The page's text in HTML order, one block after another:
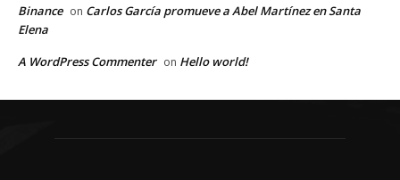
Binance on Carlos García promueve a Abel Martínez en Santa
Elena
A WordPress Commenter on Hello world!